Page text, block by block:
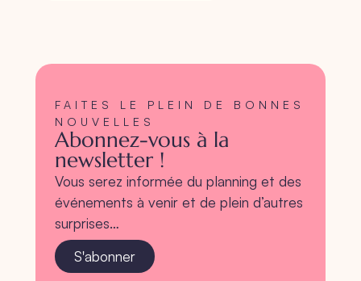
FAITES LE PLEIN DE BONNES
NOUVELLES
Abonnez-vous à la
newsletter !
Vous serez informée du planning et des
événements à venir et de plein d’autres
surprises…
S'abonner